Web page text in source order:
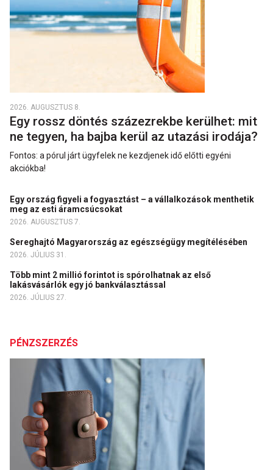
2026. AUGUSZTUS 8.
Egy rossz döntés százezrekbe kerülhet: mit
ne tegyen, ha bajba kerül az utazási irodája?
Fontos: a pórul járt ügyfelek ne kezdjenek idő előtti egyéni
akciókba!
Egy ország figyeli a fogyasztást – a vállalkozások menthetik
meg az esti áramcsúcsokat
2026. AUGUSZTUS 7.
Sereghajtó Magyarország az egészségügy megítélésében
2026. JÚLIUS 31.
Több mint 2 millió forintot is spórolhatnak az első
lakásvásárlók egy jó bankválasztással
2026. JÚLIUS 27.
PÉNZSZERZÉS